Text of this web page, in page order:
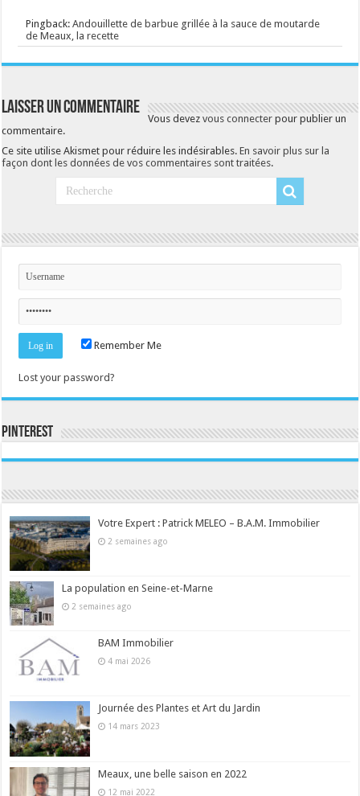
Pingback:Andouillette de barbue grillée à la sauce de moutarde
de Meaux, la recette
Laisser un commentaire
Vous devezvous connecter pour publier un
commentaire.
Ce site utilise Akismet pour réduire les indésirables.En savoir plus sur la
façon dont les données de vos commentaires sont traitées.
Remember Me
Lost your password?
Pinterest
Votre Expert : Patrick MELEO – B.A.M. Immobilier
2 semaines ago
La population en Seine-et-Marne
2 semaines ago
BAM Immobilier
4 mai 2026
Journée des Plantes et Art du Jardin
14 mars 2023
Meaux, une belle saison en 2022
12 mai 2022